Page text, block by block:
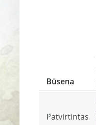
Būsena
Patvirtintas